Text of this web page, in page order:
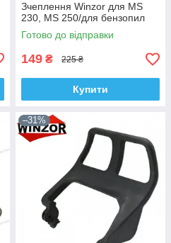
Зчеплення Winzor для MS
230, MS 250/для бензопил
Готово до відправки
149 ₴ 225 ₴
Купити
–31%